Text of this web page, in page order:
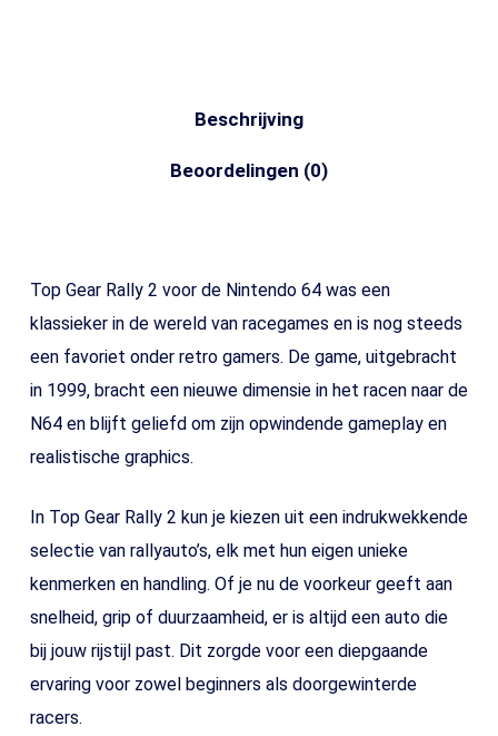
Beschrijving
Beoordelingen (0)
Top Gear Rally 2 voor de Nintendo 64 was een
klassieker in de wereld van racegames en is nog steeds
een favoriet onder retro gamers. De game, uitgebracht
in 1999, bracht een nieuwe dimensie in het racen naar de
N64 en blijft geliefd om zijn opwindende gameplay en
realistische graphics.
In Top Gear Rally 2 kun je kiezen uit een indrukwekkende
selectie van rallyauto’s, elk met hun eigen unieke
kenmerken en handling. Of je nu de voorkeur geeft aan
snelheid, grip of duurzaamheid, er is altijd een auto die
bij jouw rijstijl past. Dit zorgde voor een diepgaande
ervaring voor zowel beginners als doorgewinterde
racers.